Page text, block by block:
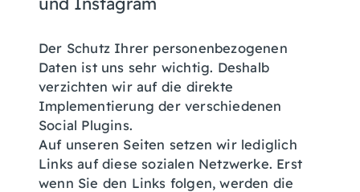
Der Schutz Ihrer personenbezogenen
Daten ist uns sehr wichtig. Deshalb
verzichten wir auf die direkte
Implementierung der verschiedenen
Social Plugins.
Auf unseren Seiten setzen wir lediglich
Links auf diese sozialen Netzwerke. Erst
wenn Sie den Links folgen, werden die